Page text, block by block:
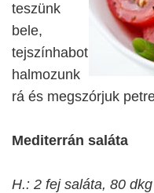
teszünk
bele,
tejszínhabot
halmozunk
rá és megszórjuk
Mediterrán saláta
H.: 2 fej saláta, 80